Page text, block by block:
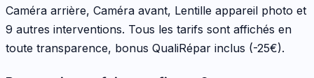
Caméra arrière, Caméra avant, Lentille appareil photo et
9 autres interventions. Tous les tarifs sont affichés en
toute transparence, bonus QualiRépar inclus (-25€).